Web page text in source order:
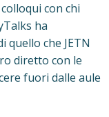
con chi
ha
che JETN
diretto con le
fuori dalle aule